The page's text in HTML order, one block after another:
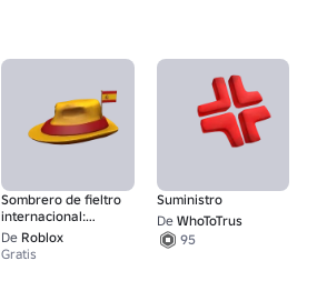
Sombrero de fieltro
internacional:
España
De Roblox
Gratis
Suministro
De WhoToTrus
95